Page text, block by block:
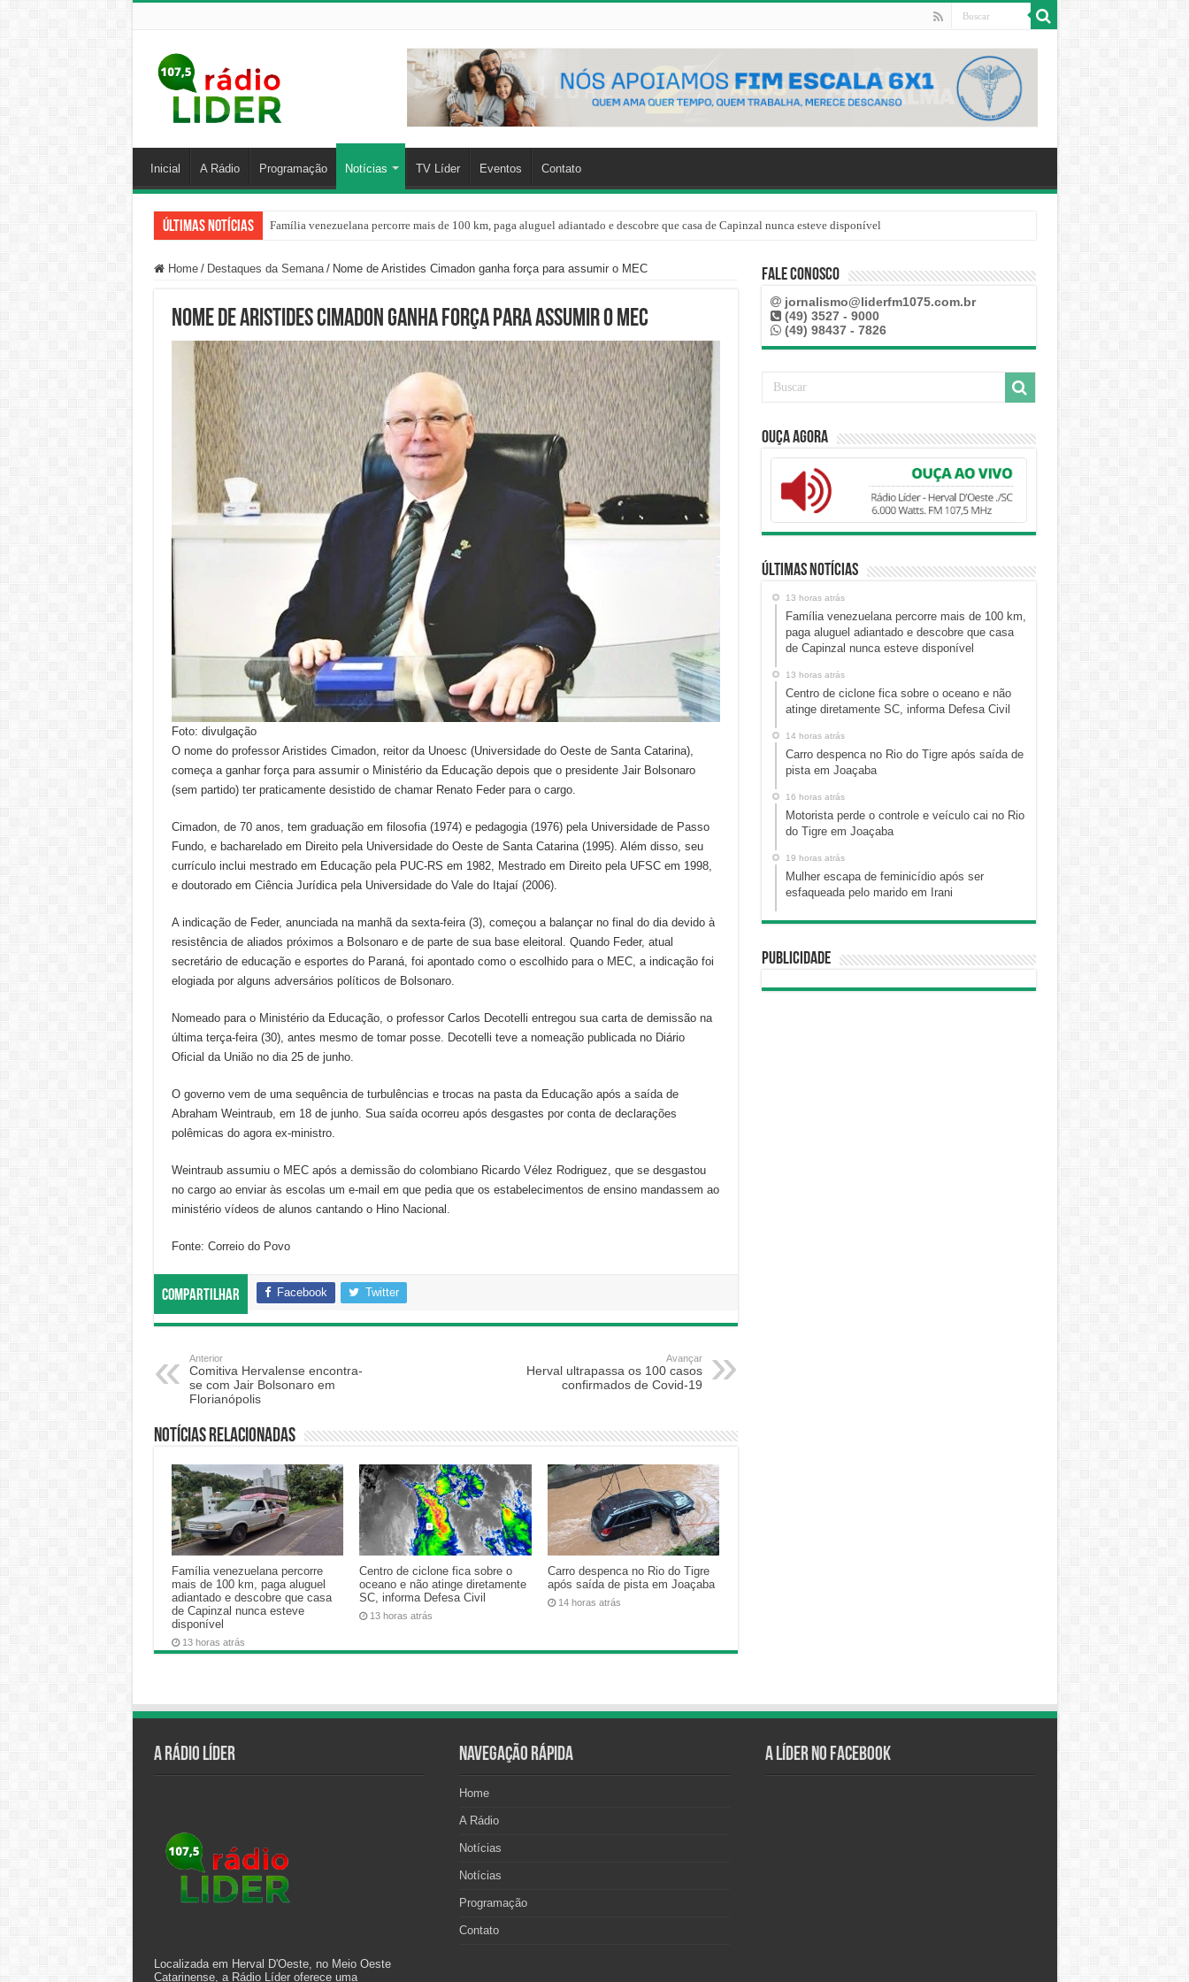
Inicial A Rádio Programação Notícias TV Líder Eventos Contato
Últimas Notícias Família venezuelana percorre mais de 100 km, paga aluguel adiantado e descobre que casa de Capinzal nunca esteve disponível
Home / Destaques da Semana / Nome de Aristides Cimadon ganha força para assumir o MEC
Nome de Aristides Cimadon ganha força para assumir o MEC
Foto: divulgação
O nome do professor Aristides Cimadon, reitor da Unoesc (Universidade do Oeste de Santa Catarina),
começa a ganhar força para assumir o Ministério da Educação depois que o presidente Jair Bolsonaro
(sem partido) ter praticamente desistido de chamar Renato Feder para o cargo.
Cimadon, de 70 anos, tem graduação em filosofia (1974) e pedagogia (1976) pela Universidade de Passo
Fundo, e bacharelado em Direito pela Universidade do Oeste de Santa Catarina (1995). Além disso, seu
currículo inclui mestrado em Educação pela PUC-RS em 1982, Mestrado em Direito pela UFSC em 1998,
e doutorado em Ciência Jurídica pela Universidade do Vale do Itajaí (2006).
A indicação de Feder, anunciada na manhã da sexta-feira (3), começou a balançar no final do dia devido à
resistência de aliados próximos a Bolsonaro e de parte de sua base eleitoral. Quando Feder, atual
secretário de educação e esportes do Paraná, foi apontado como o escolhido para o MEC, a indicação foi
elogiada por alguns adversários políticos de Bolsonaro.
Nomeado para o Ministério da Educação, o professor Carlos Decotelli entregou sua carta de demissão na
última terça-feira (30), antes mesmo de tomar posse. Decotelli teve a nomeação publicada no Diário
Oficial da União no dia 25 de junho.
O governo vem de uma sequência de turbulências e trocas na pasta da Educação após a saída de
Abraham Weintraub, em 18 de junho. Sua saída ocorreu após desgastes por conta de declarações
polêmicas do agora ex-ministro.
Weintraub assumiu o MEC após a demissão do colombiano Ricardo Vélez Rodriguez, que se desgastou
no cargo ao enviar às escolas um e-mail em que pedia que os estabelecimentos de ensino mandassem ao
ministério vídeos de alunos cantando o Hino Nacional.
Fonte: Correio do Povo
Compartilhar Facebook Twitter
Anterior
Comitiva Hervalense encontra-
se com Jair Bolsonaro em
Florianópolis
Avançar
Herval ultrapassa os 100 casos
confirmados de Covid-19
Notícias relacionadas
Família venezuelana percorre
mais de 100 km, paga aluguel
adiantado e descobre que casa
de Capinzal nunca esteve
disponível
13 horas atrás
Centro de ciclone fica sobre o
oceano e não atinge diretamente
SC, informa Defesa Civil
13 horas atrás
Carro despenca no Rio do Tigre
após saída de pista em Joaçaba
14 horas atrás
Fale Conosco
jornalismo@liderfm1075.com.br
(49) 3527 - 9000
(49) 98437 - 7826
Ouça Agora
Últimas Notícias
13 horas atrás
Família venezuelana percorre mais de 100 km,
paga aluguel adiantado e descobre que casa
de Capinzal nunca esteve disponível
13 horas atrás
Centro de ciclone fica sobre o oceano e não
atinge diretamente SC, informa Defesa Civil
14 horas atrás
Carro despenca no Rio do Tigre após saída de
pista em Joaçaba
16 horas atrás
Motorista perde o controle e veículo cai no Rio
do Tigre em Joaçaba
19 horas atrás
Mulher escapa de feminicídio após ser
esfaqueada pelo marido em Irani
Publicidade
A Rádio Líder
Localizada em Herval D'Oeste, no Meio Oeste
Catarinense, a Rádio Líder oferece uma
Navegação Rápida
Home
A Rádio
Notícias
Notícias
Programação
Contato
A Líder no Facebook